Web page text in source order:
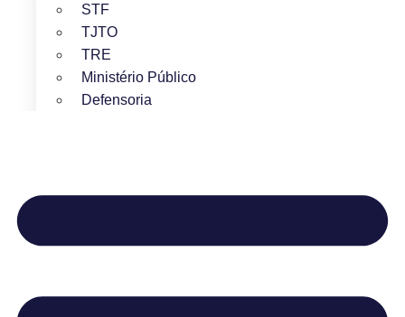
STF
TJTO
TRE
Ministério Público
Defensoria